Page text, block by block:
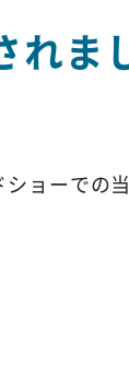
れま
ョーでの